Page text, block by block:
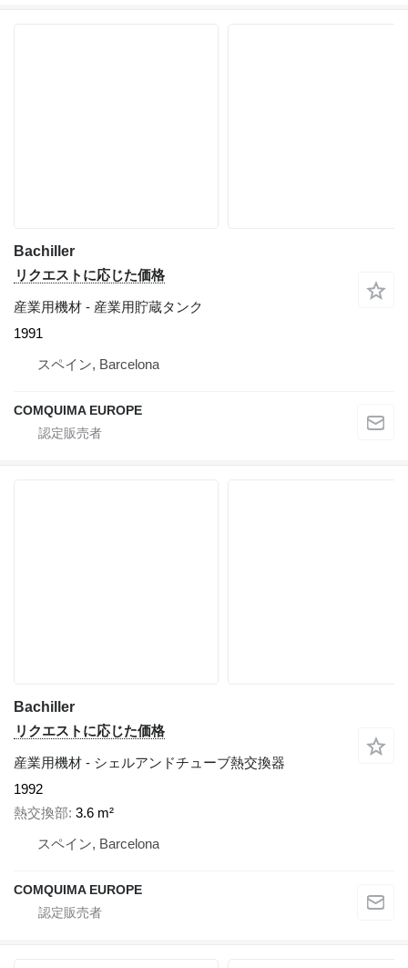
Bachiller
リクエストに応じた価格
産業用機材 - 産業用貯蔵タンク
1991
スペイン, Barcelona
COMQUIMA EUROPE
Bachiller
リクエストに応じた価格
産業用機材 - シェルアンドチューブ熱交換器
1992
熱交換部 3.6 m²
スペイン, Barcelona
COMQUIMA EUROPE